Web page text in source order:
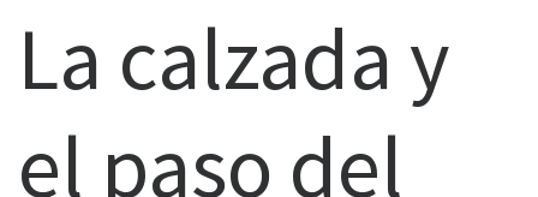
La calzada y
el paso del